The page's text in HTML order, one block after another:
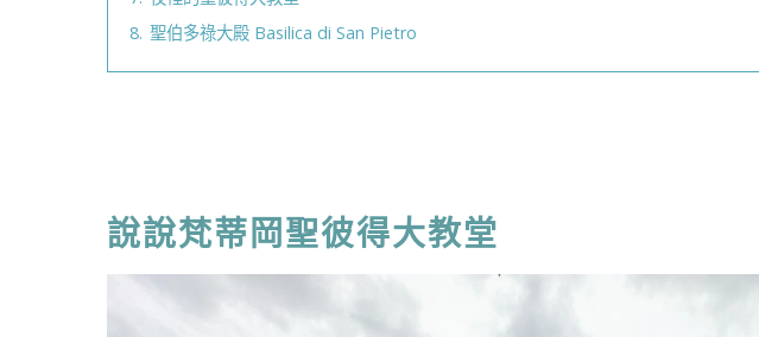
8. 聖伯多祿大殿 Basilica di San Pietro
說說梵蒂岡聖彼得大教堂